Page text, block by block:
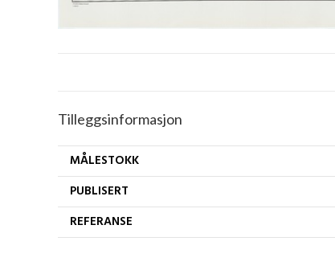
Tilleggsinformasjon
MÅLESTOKK
PUBLISERT
REFERANSE